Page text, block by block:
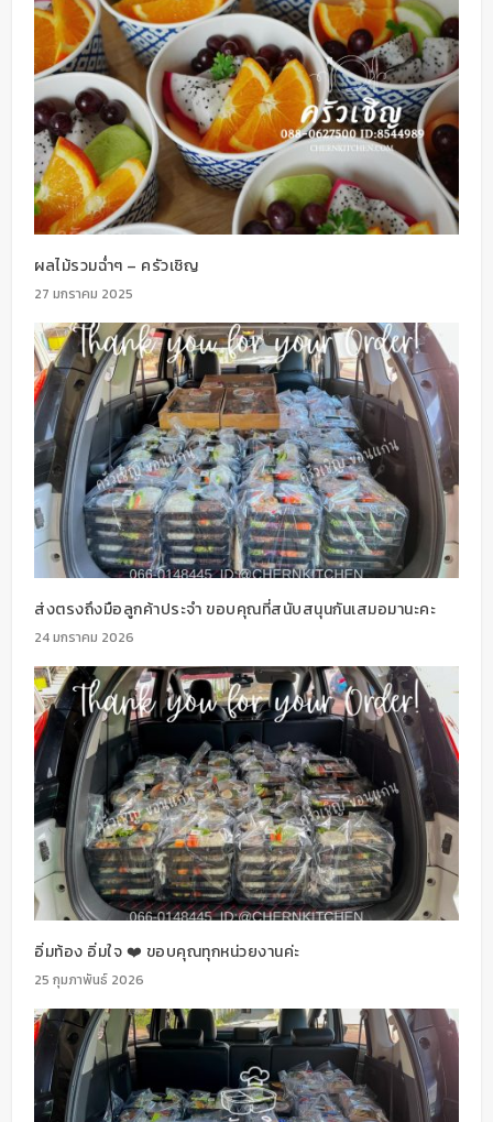
ผลไม้รวมฉ่ำๆ – ครัวเชิญ
27 มกราคม 2025
ส่งตรงถึงมือลูกค้าประจำ ขอบคุณที่สนับสนุนกันเสมอมานะคะ
24 มกราคม 2026
อิ่มท้อง อิ่มใจ ❤️ ขอบคุณทุกหน่วยงานค่ะ
25 กุมภาพันธ์ 2026